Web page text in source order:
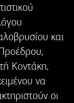
και
Κοντάκη,
να
οι